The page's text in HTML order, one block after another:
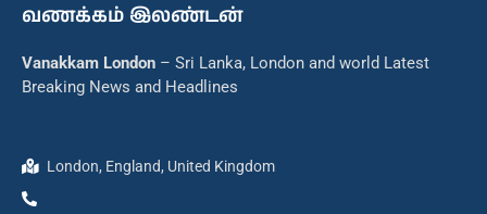
வணக்கம் இலண்டன்
Vanakkam London – Sri Lanka, London and world Latest
Breaking News and Headlines
London, England, United Kingdom